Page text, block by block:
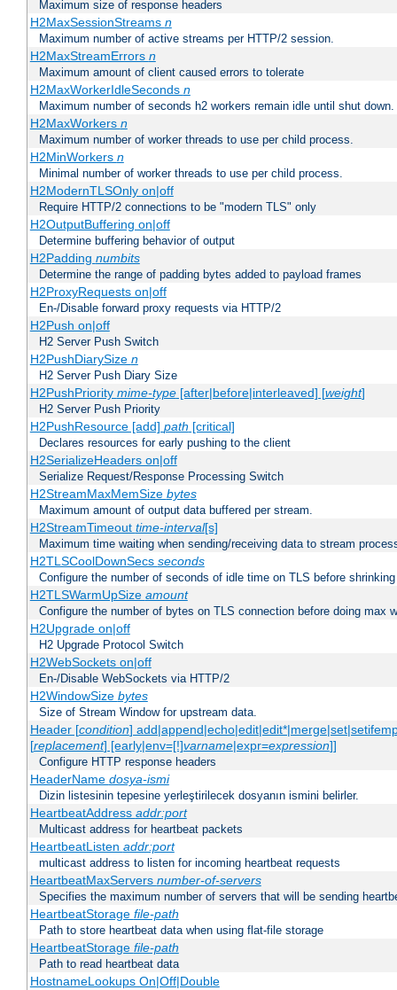
Maximum size of response headers
H2MaxSessionStreams n
Maximum number of active streams per HTTP/2 session.
H2MaxStreamErrors n
Maximum amount of client caused errors to tolerate
H2MaxWorkerIdleSeconds n
Maximum number of seconds h2 workers remain idle until shut down.
H2MaxWorkers n
Maximum number of worker threads to use per child process.
H2MinWorkers n
Minimal number of worker threads to use per child process.
H2ModernTLSOnly on|off
Require HTTP/2 connections to be "modern TLS" only
H2OutputBuffering on|off
Determine buffering behavior of output
H2Padding numbits
Determine the range of padding bytes added to payload frames
H2ProxyRequests on|off
En-/Disable forward proxy requests via HTTP/2
H2Push on|off
H2 Server Push Switch
H2PushDiarySize n
H2 Server Push Diary Size
H2PushPriority mime-type[after|before|interleaved] [weight]
H2 Server Push Priority
H2PushResource [add] path [critical]
Declares resources for early pushing to the client
H2SerializeHeaders on|off
Serialize Request/Response Processing Switch
H2StreamMaxMemSize bytes
Maximum amount of output data buffered per stream.
H2StreamTimeout time-interval[s]
Maximum time waiting when sending/receiving data to stream
H2TLSCoolDownSecs seconds
Configure the number of seconds of idle time on TLS before
H2TLSWarmUpSize amount
Configure the number of bytes on TLS connection before doing max
H2Upgrade on|off
H2 Upgrade Protocol Switch
H2WebSockets on|off
En-/Disable WebSockets via HTTP/2
H2WindowSize bytes
Size of Stream Window for upstream data.
Header [condition]
[replacement] [early|env=[!]varname|expr=expression]]
Configure HTTP response headers
HeaderName dosya-ismi
Dizin listesinin tepesine yerleştirilecek dosyanın ismini belirler.
HeartbeatAddress addr:port
Multicast address for heartbeat packets
HeartbeatListen addr:port
multicast address to listen for incoming heartbeat requests
HeartbeatMaxServers number-of-servers
Specifies the maximum number of servers that will be sending
HeartbeatStorage file-path
Path to store heartbeat data when using flat-file storage
HeartbeatStorage file-path
Path to read heartbeat data
HostnameLookups On|Off|Double